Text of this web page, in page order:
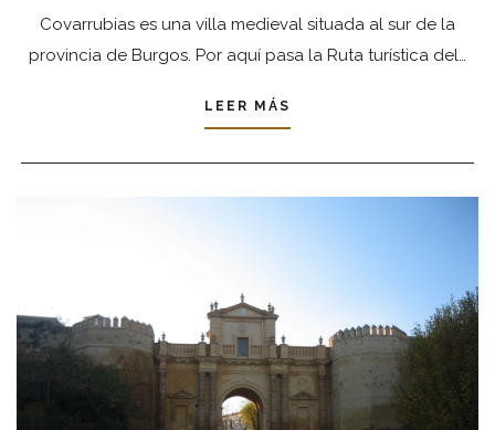
Covarrubias es una villa medieval situada al sur de la
provincia de Burgos. Por aquí pasa la Ruta turística del…
LEER MÁS